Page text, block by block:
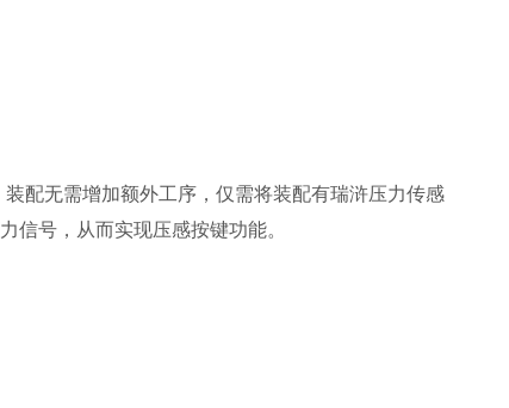
配无需增加额外工序，仅需将装配有瑞浒压力传感
信号，从而实现压感按键功能。